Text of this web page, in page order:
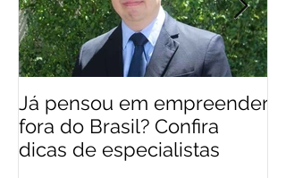
Já pensou em empreender
fora do Brasil? Confira
dicas de especialistas